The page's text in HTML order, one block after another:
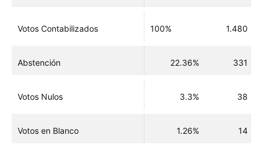
Votos Contabilizados 100% 1.480
Abstención 22.36% 331
Votos Nulos 3.3% 38
Votos en Blanco 1.26% 14